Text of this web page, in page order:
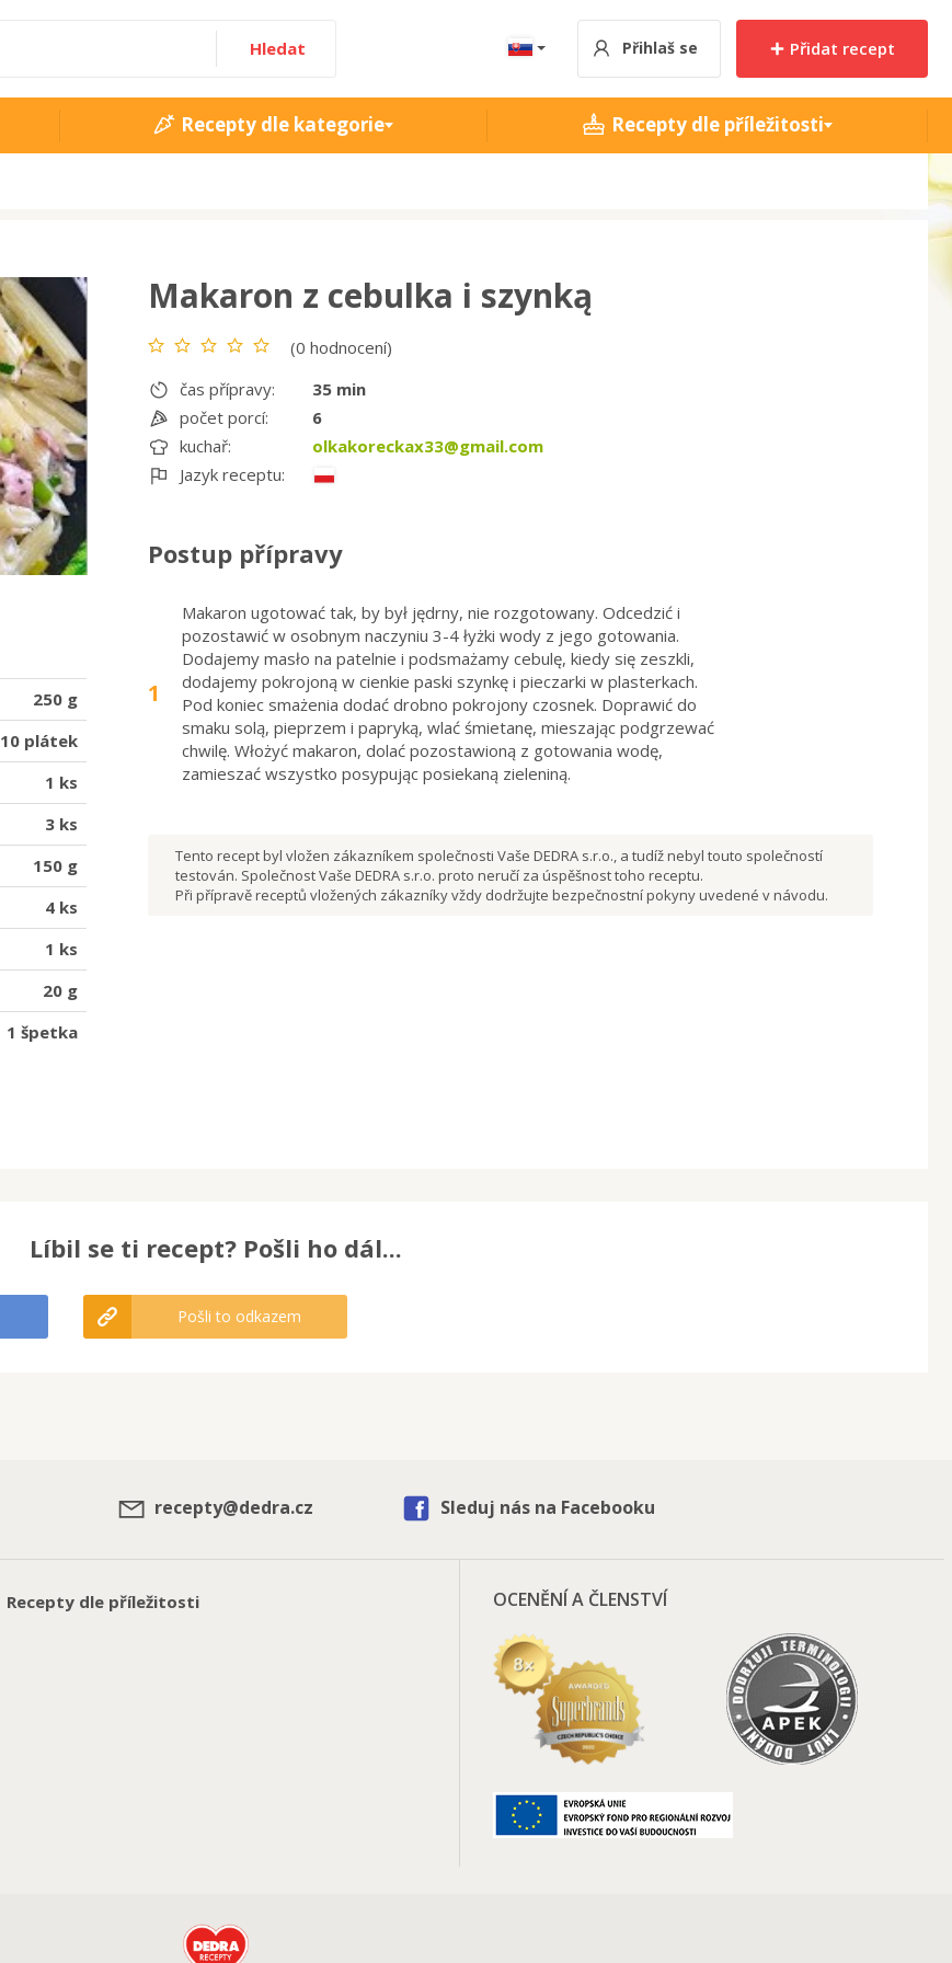
Hledat Přihlaš se Přidat recept
Recepty dle kategorie Recepty dle příležitosti
250 g
10 plátek
1 ks
3 ks
150 g
4 ks
1 ks
20 g
1 špetka
Makaron z cebulka i szynką
(0 hodnocení)
čas přípravy:
35 min
počet porcí:
6
kuchař:
olkakoreckax33@gmail.com
Jazyk receptu:
Postup přípravy
1
Makaron ugotować tak, by był jędrny, nie rozgotowany. Odcedzić i
pozostawić w osobnym naczyniu 3-4 łyżki wody z jego gotowania.
Dodajemy masło na patelnie i podsmażamy cebulę, kiedy się zeszkli,
dodajemy pokrojoną w cienkie paski szynkę i pieczarki w plasterkach.
Pod koniec smażenia dodać drobno pokrojony czosnek. Doprawić do
smaku solą, pieprzem i papryką, wlać śmietanę, mieszając podgrzewać
chwilę. Włożyć makaron, dolać pozostawioną z gotowania wodę,
zamieszać wszystko posypując posiekaną zieleniną.
Tento recept byl vložen zákazníkem společnosti Vaše DEDRA s.r.o., a tudíž nebyl touto společností
testován. Společnost Vaše DEDRA s.r.o. proto neručí za úspěšnost toho receptu.
Při přípravě receptů vložených zákazníky vždy dodržujte bezpečnostní pokyny uvedené v návodu.
Líbil se ti recept? Pošli ho dál...
Pošli to odkazem
recepty@dedra.cz Sleduj nás na Facebooku
Recepty dle příležitosti OCENĚNÍ A ČLENSTVÍ